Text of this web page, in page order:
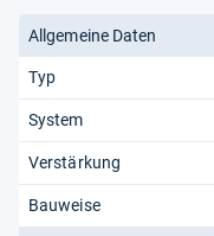
Allgemeine Daten
Typ
System
Verstärkung
Bauweise